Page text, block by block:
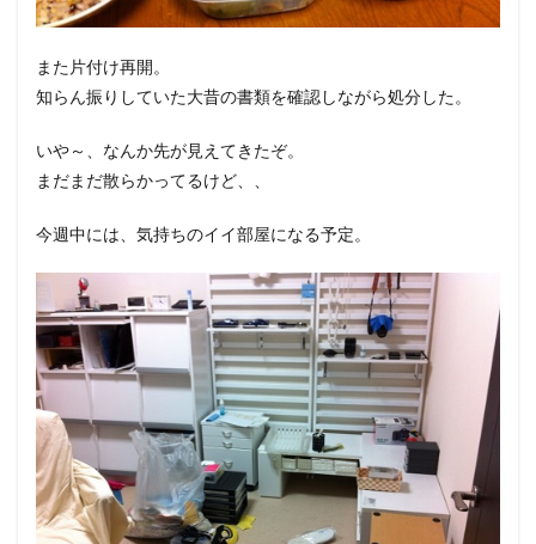
また片付け再開。
知らん振りしていた大昔の書類を確認しながら処分した。
いや～、なんか先が見えてきたぞ。
まだまだ散らかってるけど、、
今週中には、気持ちのイイ部屋になる予定。